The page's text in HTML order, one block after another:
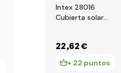
Intex 28016
Cubierta solar
m
22,62 €
+ 22 puntos